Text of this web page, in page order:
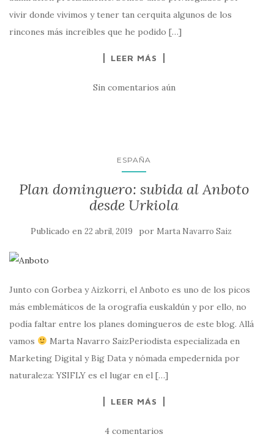
vivir donde vivimos y tener tan cerquita algunos de los
rincones más increíbles que he podido […]
LEER MÁS
Sin comentarios aún
ESPAÑA
Plan dominguero: subida al Anboto
desde Urkiola
Publicado en 22 abril, 2019 por Marta Navarro Saiz
Junto con Gorbea y Aizkorri, el Anboto es uno de los picos
más emblemáticos de la orografía euskaldún y por ello, no
podía faltar entre los planes domingueros de este blog. Allá
vamos
Marta Navarro SaizPeriodista especializada en
Marketing Digital y Big Data y nómada empedernida por
naturaleza: YSIFLY es el lugar en el […]
LEER MÁS
4 comentarios